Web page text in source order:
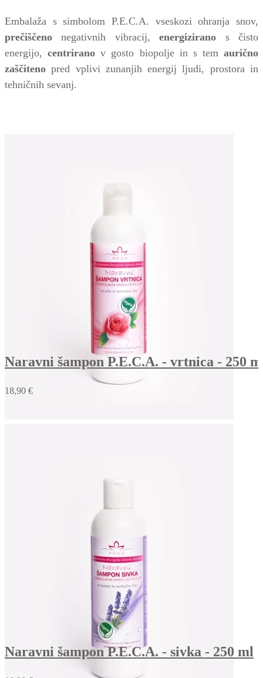
Embalaža s simbolom P.E.C.A. vseskozi ohranja snov,
prečiščeno negativnih vibracij,energizirano s čisto
energijo,centrirano v gosto biopolje in s tem aurično
zaščiteno pred vplivi zunanjih energij ljudi, prostora in
tehničnih sevanj.
Naravni šampon P.E.C.A. - vrtnica - 250
18,90 €
Naravni šampon P.E.C.A. - sivka - 250 ml